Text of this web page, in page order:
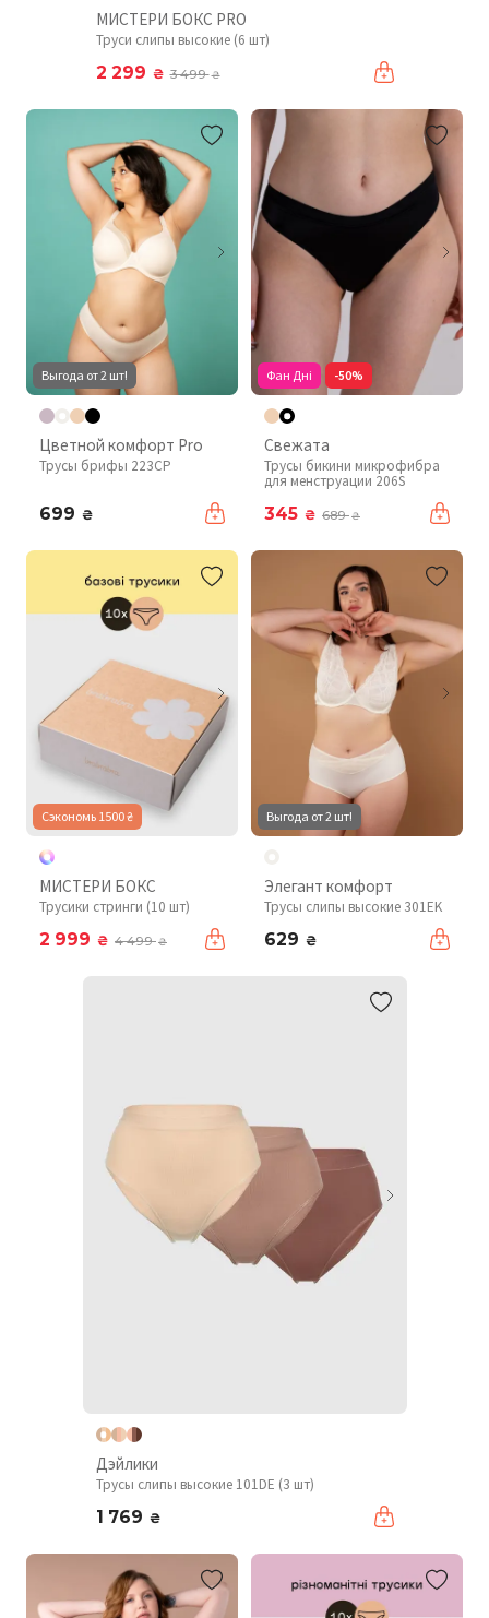
МИСТЕРИ БОКС PRO
Труси слипы высокие (6 шт)
2 299 ₴ 3 499₴
Выгода от 2 шт!
Цветной комфорт Pro
Трусы брифы 223CP
699 ₴
Фан Дні -50%
Свежата
Трусы бикини микрофибра
для менструации 206S
345 ₴ 689₴
Сэкономь 1500 ₴
МИСТЕРИ БОКС
Трусики стринги (10 шт)
2 999 ₴ 4 499₴
Выгода от 2 шт!
Элегант комфорт
Трусы слипы высокие 301EK
629 ₴
Дэйлики
Трусы слипы высокие 101DE (3 шт)
1 769 ₴